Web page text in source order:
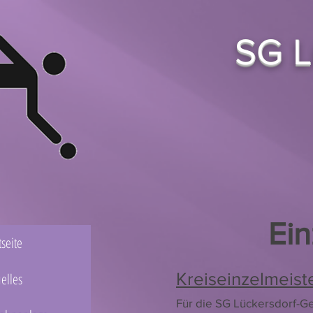
SG
Für die SG Lückersdorf-